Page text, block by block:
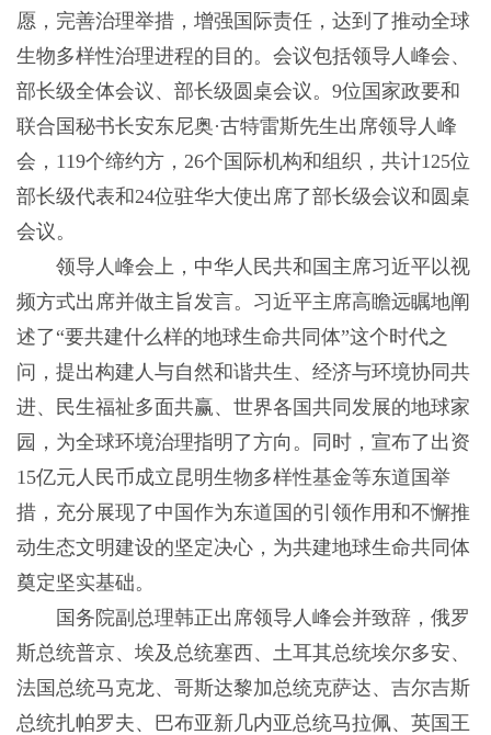
愿，完善治理举措，增强国际责任，达到了推动全球
生物多样性治理进程的目的。会议包括领导人峰会、
部长级全体会议、部长级圆桌会议。9位国家政要和
联合国秘书长安东尼奥·古特雷斯先生出席领导人峰
会，119个缔约方，26个国际机构和组织，共计125位
部长级代表和24位驻华大使出席了部长级会议和圆桌
会议。
领导人峰会上，中华人民共和国主席习近平以视
频方式出席并做主旨发言。习近平主席高瞻远瞩地阐
述了“要共建什么样的地球生命共同体”这个时代之
问，提出构建人与自然和谐共生、经济与环境协同共
进、民生福祉多面共赢、世界各国共同发展的地球家
园，为全球环境治理指明了方向。同时，宣布了出资
15亿元人民币成立昆明生物多样性基金等东道国举
措，充分展现了中国作为东道国的引领作用和不懈推
动生态文明建设的坚定决心，为共建地球生命共同体
奠定坚实基础。
国务院副总理韩正出席领导人峰会并致辞，俄罗
斯总统普京、埃及总统塞西、土耳其总统埃尔多安、
法国总统马克龙、哥斯达黎加总统克萨达、吉尔吉斯
总统扎帕罗夫、巴布亚新几内亚总统马拉佩、英国王